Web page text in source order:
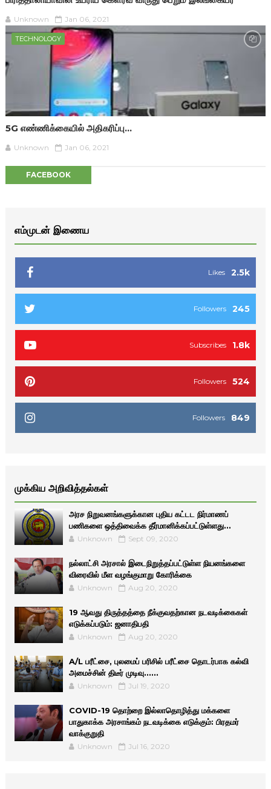
Unknown Jan 06, 2021
TECHNOLOGY
5G எண்ணிக்கையில் அதிகரிப்பு...
Unknown Jan 06, 2021
FACEBOOK
எம்முடன் இணைய
2.5k
Likes
245
Followers
1.8k
Subscribes
524
Followers
849
Followers
முக்கிய அறிவித்தல்கள்
அரச நிறுவனங்களுக்கான புதிய கட்டட நிர்மாணப்
பணிகளை ஒத்திவைக்க தீர்மானிக்கப்பட்டுள்ளது...
Unknown Sept 09, 2020
நல்லாட்சி அரசால் இடைநிறுத்தப்பட்டுள்ள நியனங்களை
விரைவில் மீள வழங்குமாறு கோரிக்கை
Unknown Aug 20, 2020
19 ஆவது திருத்தத்தை நீக்குவதற்கான நடவடிக்கைகள்
எடுக்கப்படும்: ஜனாதிபதி
Unknown Aug 20, 2020
A/L பரீட்சை, புலமைப் பரிசில் பரீட்சை தொடர்பாக கல்வி
அமைச்சின் திடீர் முடிவு......
Unknown Jul 19, 2020
COVID-19 தொற்றை இல்லாதொழித்து மக்களை
பாதுகாக்க அரசாங்கம் நடவடிக்கை எடுக்கும்: பிரதமர்
வாக்குறுதி
Unknown Jul 16, 2020